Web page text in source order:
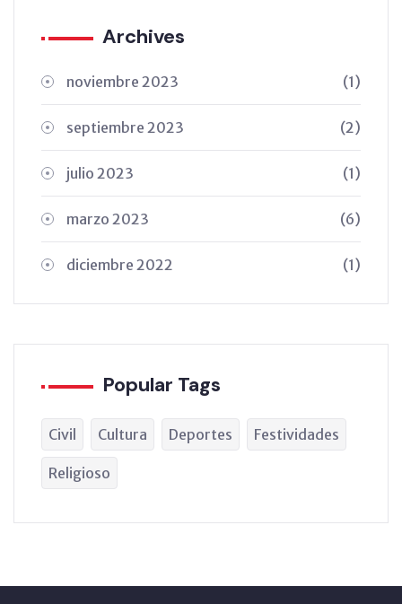
Archives
noviembre 2023 (1)
septiembre 2023 (2)
julio 2023 (1)
marzo 2023 (6)
diciembre 2022 (1)
Popular Tags
Civil Cultura Deportes Festividades
Religioso